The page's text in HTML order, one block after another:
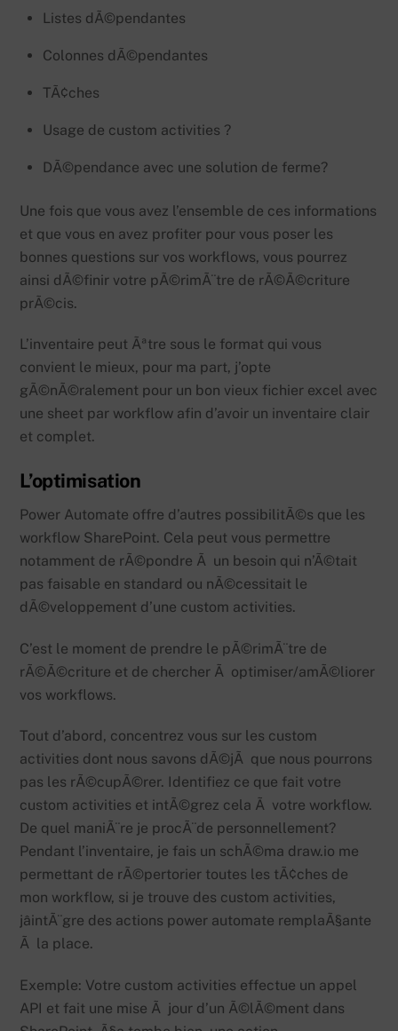
Listes dÃ©pendantes
Colonnes dÃ©pendantes
TÃ¢ches
Usage de custom activities ?
DÃ©pendance avec une solution de ferme?
Une fois que vous avez l’ensemble de ces informations
et que vous en avez profiter pour vous poser les
bonnes questions sur vos workflows, vous pourrez
ainsi dÃ©finir votre pÃ©rimÃ¨tre de rÃ©Ã©criture
prÃ©cis.
L’inventaire peut Ãªtre sous le format qui vous
convient le mieux, pour ma part, j’opte
gÃ©nÃ©ralement pour un bon vieux fichier excel avec
une sheet par workflow afin d’avoir un inventaire clair
et complet.
L’optimisation
Power Automate offre d’autres possibilitÃ©s que les
workflow SharePoint. Cela peut vous permettre
notamment de rÃ©pondre Ã un besoin qui n’Ã©tait
pas faisable en standard ou nÃ©cessitait le
dÃ©veloppement d’une custom activities.
C’est le moment de prendre le pÃ©rimÃ¨tre de
rÃ©Ã©criture et de chercher Ã optimiser/amÃ©liorer
vos workflows.
Tout d’abord, concentrez vous sur les custom
activities dont nous savons dÃ©jÃ que nous pourrons
pas les rÃ©cupÃ©rer. Identifiez ce que fait votre
custom activities et intÃ©grez cela Ã votre workflow.
De quel maniÃ¨re je procÃ¨de personnellement?
Pendant l’inventaire, je fais un schÃ©ma draw.io me
permettant de rÃ©pertorier toutes les tÃ¢ches de
mon workflow, si je trouve des custom activities,
jâintÃ¨gre des actions power automate remplaÃ§ante
Ã la place.
Exemple: Votre custom activities effectue un appel
API et fait une mise Ã jour d’un Ã©lÃ©ment dans